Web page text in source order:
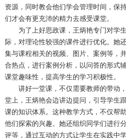
资源，同时教会他们学会管理时间，保
们才会有更充沛的精力去感受课堂。
为了上好思政课，王炳艳专门对学
际，对理论性较强的课件进行优化。她
集与课程相关的视频、图片、案例等，
合热点，进行案例分析，以问答的形式
课堂趣味性，提高学生的学习积极性。
讲好一堂课，不仅需要教师的带动
堂上，王炳艳会边讲边提问，引导学生
课的知识体系。这种教学方式，不仅帮
他们探索的兴趣。她还组织同学们进行
评等，通过互动的方式让学生在实践中